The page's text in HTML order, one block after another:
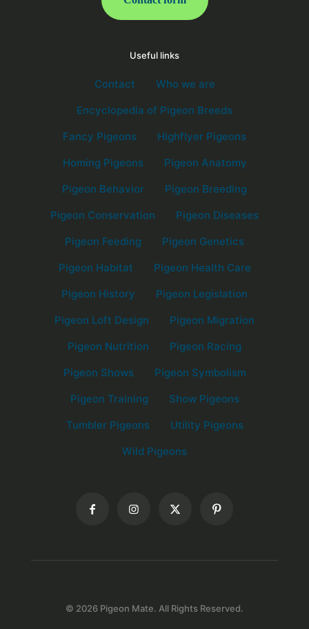
Useful links
Contact
Who we are
Encyclopedia of Pigeon Breeds
Fancy Pigeons
Highflyer Pigeons
Homing Pigeons
Pigeon Anatomy
Pigeon Behavior
Pigeon Breeding
Pigeon Conservation
Pigeon Diseases
Pigeon Feeding
Pigeon Genetics
Pigeon Habitat
Pigeon Health Care
Pigeon History
Pigeon Legislation
Pigeon Loft Design
Pigeon Migration
Pigeon Nutrition
Pigeon Racing
Pigeon Shows
Pigeon Symbolism
Pigeon Training
Show Pigeons
Tumbler Pigeons
Utility Pigeons
Wild Pigeons
© 2026 Pigeon Mate. All Rights Reserved.